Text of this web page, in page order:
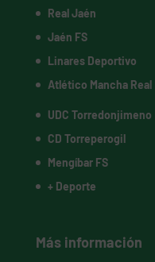
Real Jaén
Jaén FS
Linares Deportivo
Atlético Mancha Real
UDC Torredonjimeno
CD Torreperogil
Mengíbar FS
+ Deporte
Más información